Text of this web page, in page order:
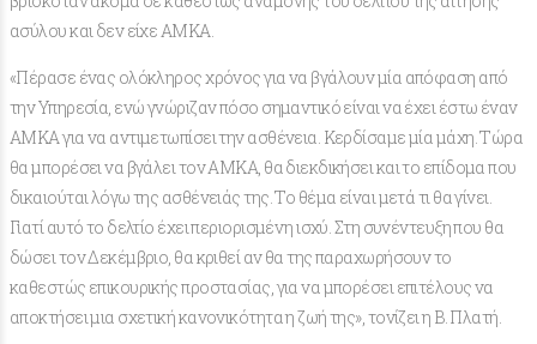
ασύλου και δεν είχε ΑΜΚΑ.
«Πέρασε ένας ολόκληρος χρόνος για να βγάλουν μία απόφαση από
την Υπηρεσία, ενώ γνώριζαν πόσο σημαντικό είναι να έχει έστω έναν
ΑΜΚΑ για να αντιμετωπίσει την ασθένεια. Κερδίσαμε μία μάχη. Τώρα
θα μπορέσει να βγάλει τον ΑΜΚΑ, θα διεκδικήσει και το επίδομα που
δικαιούται λόγω της ασθένειάς της. Το θέμα είναι μετά τι θα γίνει.
Γιατί αυτό το δελτίο έχει περιορισμένη ισχύ. Στη συνέντευξη που θα
δώσει τον Δεκέμβριο, θα κριθεί αν θα της παραχωρήσουν το
καθεστώς επικουρικής προστασίας, για να μπορέσει επιτέλους να
αποκτήσει μια σχετική κανονικότητα η ζωή της», τονίζει η Β. Πλατή.